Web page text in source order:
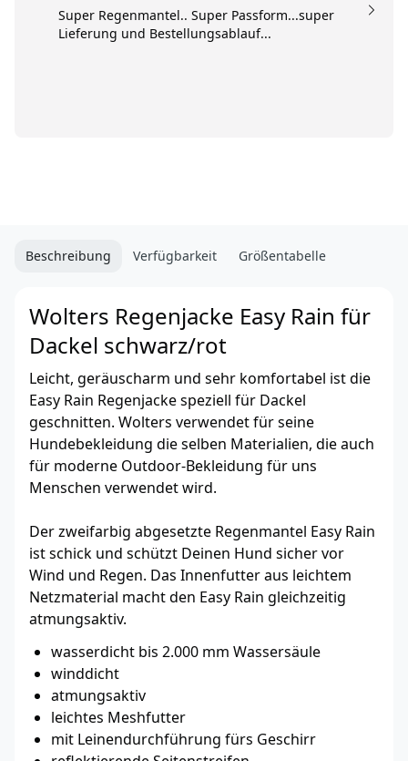
Super Regenmantel.. Super Passform...super
Lieferung und Bestellungsablauf...
Beschreibung Verfügbarkeit Größentabelle
Wolters Regenjacke Easy Rain für
Dackel schwarz/rot
Leicht, geräuscharm und sehr komfortabel ist die
Easy Rain Regenjacke speziell für Dackel
geschnitten. Wolters verwendet für seine
Hundebekleidung die selben Materialien, die auch
für moderne Outdoor-Bekleidung für uns
Menschen verwendet wird.
Der zweifarbig abgesetzte Regenmantel Easy Rain
ist schick und schützt Deinen Hund sicher vor
Wind und Regen. Das Innenfutter aus leichtem
Netzmaterial macht den Easy Rain gleichzeitig
atmungsaktiv.
wasserdicht bis 2.000 mm Wassersäule
winddicht
atmungsaktiv
leichtes Meshfutter
mit Leinendurchführung fürs Geschirr